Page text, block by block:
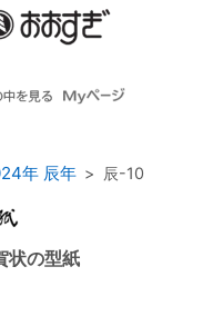
年 辰年 辰-10
状の型紙